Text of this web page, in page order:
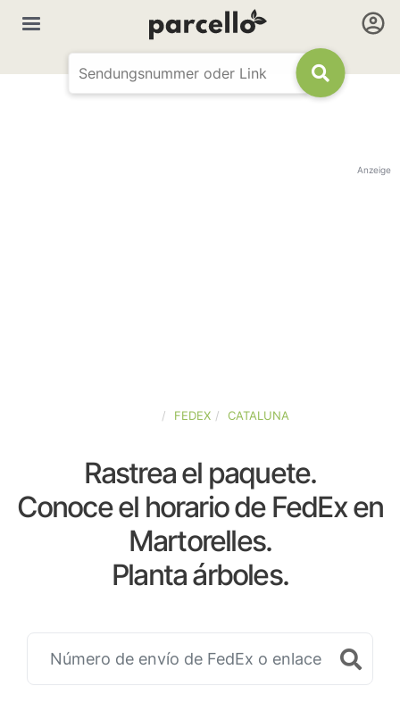
Anzeige
FEDEX CATALUNA
Rastrea el paquete.
Conoce el horario de FedEx en
Martorelles.
Planta árboles.